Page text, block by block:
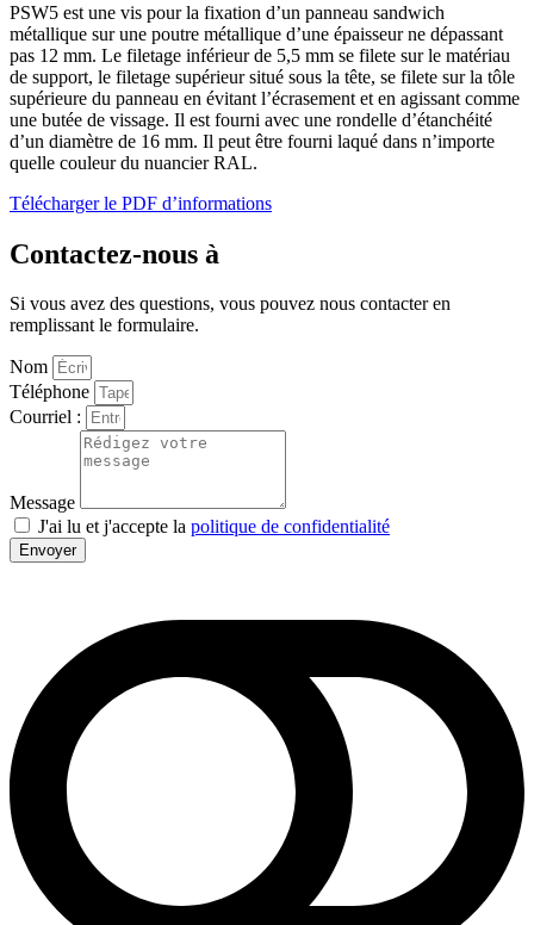
PSW5 est une vis pour la fixation d’un panneau sandwich
métallique sur une poutre métallique d’une épaisseur ne dépassant
pas 12 mm. Le filetage inférieur de 5,5 mm se filete sur le matériau
de support, le filetage supérieur situé sous la tête, se filete sur la tôle
supérieure du panneau en évitant l’écrasement et en agissant comme
une butée de vissage. Il est fourni avec une rondelle d’étanchéité
d’un diamètre de 16 mm. Il peut être fourni laqué dans n’importe
quelle couleur du nuancier RAL.
Télécharger le PDF d’informations
Contactez-nous à
Si vous avez des questions, vous pouvez nous contacter en
remplissant le formulaire.
Nom
Téléphone
Courriel :
Message
J'ai lu et j'accepte la politique de confidentialité
Envoyer